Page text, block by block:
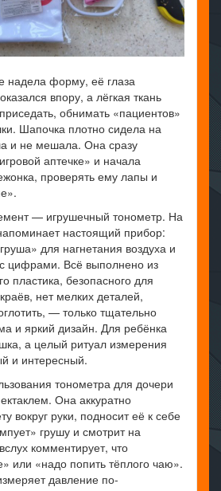
надела форму, её глаза
впору, а лёгкая ткань
обнимать «пациентов»
Шапочка плотно сидела на
и не мешала. Она сразу
аптечке» и начала
проверять ему лапы и
— игрушечный тонометр. На
настоящий прибор:
для нагнетания воздуха и
цифрами. Всё выполнено из
пластика, безопасного для
нет мелких деталей,
— только тщательно
и яркий дизайн. Для ребёнка
а целый ритуал измерения
и интересный.
тонометра для дочери
Она аккуратно
вокруг руки, подносит её к себе
грушу и смотрит на
комментирует, что
или «надо попить тёплого чаю».
давление по-